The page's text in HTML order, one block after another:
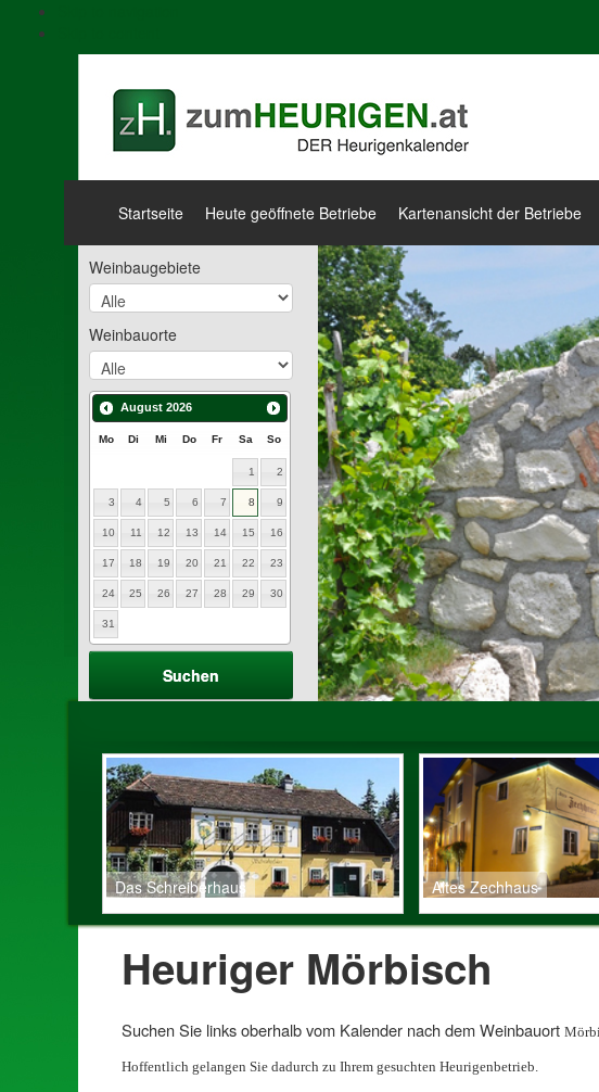
Startseite Heute geöffnete Betriebe Kartenansicht der Betriebe
Weinbaugebiete
Weinbauorte
August 2026
Mo Di Mi Do Fr Sa So
1 2
3 4 5 6 7 8 9
10 11 12 13 14 15 16
17 18 19 20 21 22 23
24 25 26 27 28 29 30
31
Das Schreiberhaus Altes Zechhaus
Heuriger Mörbisch
Suchen Sie links oberhalb vom Kalender nach dem Weinbauort
Hoffentlich gelangen Sie dadurch zu Ihrem gesuchten Heurigenbetrieb.